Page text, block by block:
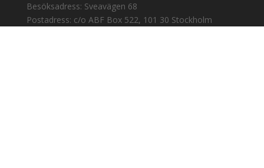
Besöksadress: Sveavägen 68
Postadress: c/o ABF Box 522, 101 30 Stockholm